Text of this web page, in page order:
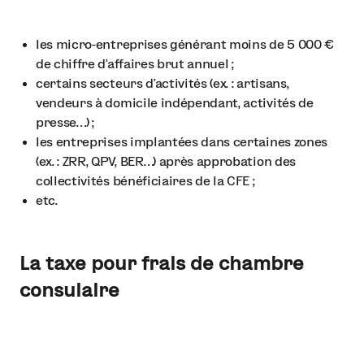
les micro-entreprises générant moins de 5 000 €
de chiffre d’affaires brut annuel ;
certains secteurs d’activités (ex. : artisans,
vendeurs à domicile indépendant, activités de
presse…) ;
les entreprises implantées dans certaines zones
(ex. : ZRR, QPV, BER…) après approbation des
collectivités bénéficiaires de la CFE ;
etc.
La taxe pour frais de chambre
consulaire